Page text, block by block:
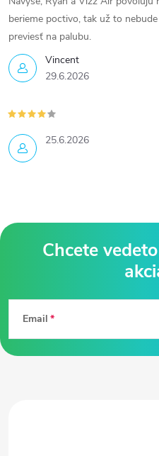
Vincent
29.6.2026
berieme poctivo, tak už to
previesť na palubu.
25.6.2026
á
ä
Email